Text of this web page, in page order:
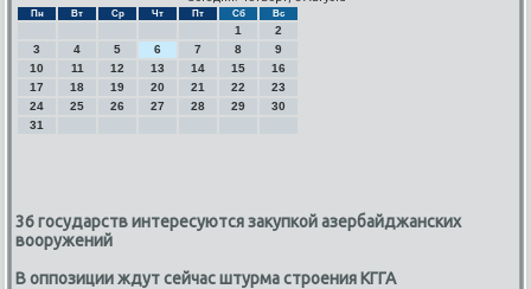
Пн Вт Ср Чт Пт Сб Вс
1
2
3
4 5 6 7 8
9
10
11 12 13 14 15
16
17
18 19 20 21 22
23
24
25 26 27 28 29
30
31
36 государств интересуются закупкой азербайджанских
вооружений
В оппозиции ждут сейчас штурма строения КГГА